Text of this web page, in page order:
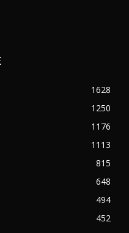
1628
1250
1176
1113
815
648
494
452